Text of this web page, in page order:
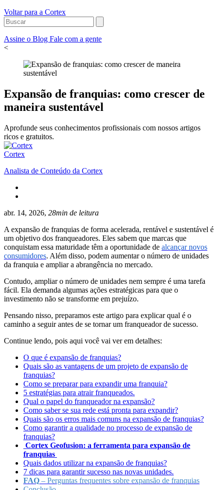
Voltar para a Cortex
Assine o Blog Fale com a gente
<
Expansão de franquias: como crescer de
maneira sustentável
Aprofunde seus conhecimentos profissionais com nossos artigos
ricos e gratuitos.
Cortex
Analista de Conteúdo da Cortex
abr. 14, 2026, 28min de leitura
A expansão de franquias de forma acelerada, rentável e sustentável é
um objetivo dos franqueadores. Eles sabem que marcas que
conquistam essa maturidade têm a oportunidade de alcançar novos
consumidores. Além disso, podem aumentar o número de unidades
da franquia e ampliar a abrangência no mercado.
Contudo, ampliar o número de unidades nem sempre é uma tarefa
fácil. Ela demanda algumas ações estratégicas para que o
investimento não se transforme em prejuízo.
Pensando nisso, preparamos este artigo para explicar qual é o
caminho a seguir antes de se tornar um franqueador de sucesso.
Continue lendo, pois aqui você vai ver em detalhes:
O que é expansão de franquias?
Quais são as vantagens de um projeto de expansão de
franquias?
Como se preparar para expandir uma franquia?
5 estratégias para atrair franqueados.
Qual o papel do franqueador na expansão?
Como saber se sua rede está pronta para expandir?
Quais são os erros mais comuns na expansão de franquias?
Como garantir a qualidade no processo de expansão de
franquias?
Cortex Geofusion: a ferramenta para expansão de
franquias
Quais dados utilizar na expansão de franquias?
7 dicas para garantir sucesso nas novas unidades.
FAQ – Perguntas frequentes sobre expansão de franquias